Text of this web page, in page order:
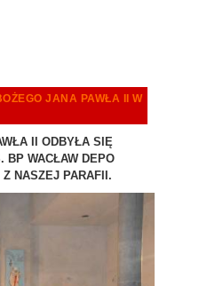
JANA PAWŁA II W
II ODBYŁA SIĘ
BP WACŁAW DEPO
Z NASZEJ PARAFII.